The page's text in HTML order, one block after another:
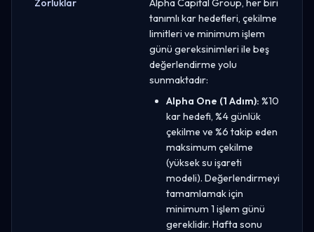
tanımlı kar hedefleri, çekilme
limitleri ve minimum işlem
günü gereksinimleri ile beş
değerlendirme yolu
sunmaktadır:
Alpha One (1 Adım): %10
kar hedefi, %4 günlük
çekilme ve %6 takip eden
maksimum çekilme
(yüksek su işareti
modeli). Değerlendirmeyi
tamamlamak için
minimum 1 işlem günü
gereklidir. Hafta sonu